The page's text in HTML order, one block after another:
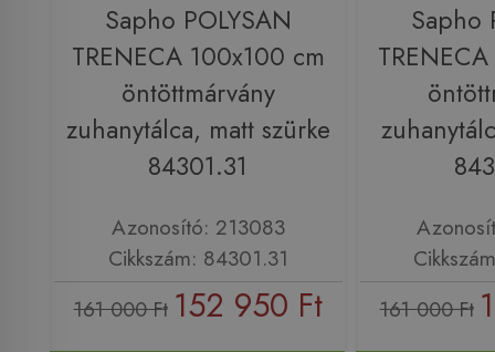
Sapho POLYSAN
TRENECA 100x100 cm
öntöttmárvány
zuhanytálca, matt szürke
84301.31
Azonosító: 213083
Cikkszám: 84301.31
161 000 Ft 152 950 Ft
Sapho
161 000 Ft